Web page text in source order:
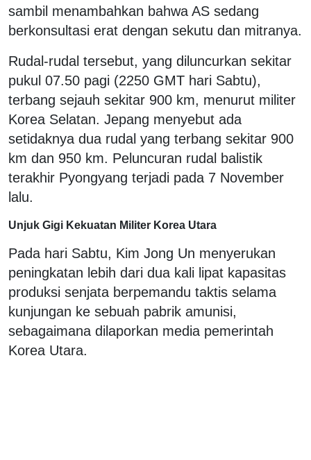
sambil menambahkan bahwa AS sedang
berkonsultasi erat dengan sekutu dan mitranya.
Rudal-rudal tersebut, yang diluncurkan sekitar
pukul 07.50 pagi (2250 GMT hari Sabtu),
terbang sejauh sekitar 900 km, menurut militer
Korea Selatan. Jepang menyebut ada
setidaknya dua rudal yang terbang sekitar 900
km dan 950 km. Peluncuran rudal balistik
terakhir Pyongyang terjadi pada 7 November
lalu.
Unjuk Gigi Kekuatan Militer Korea Utara
Pada hari Sabtu, Kim Jong Un menyerukan
peningkatan lebih dari dua kali lipat kapasitas
produksi senjata berpemandu taktis selama
kunjungan ke sebuah pabrik amunisi,
sebagaimana dilaporkan media pemerintah
Korea Utara.